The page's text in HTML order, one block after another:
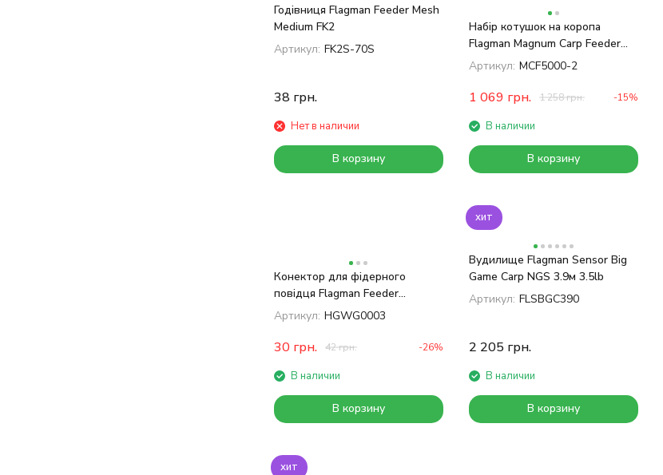
Годівниця Flagman Feeder Mesh
Medium FK2
Артикул: FK2S-70S
38 грн.
Нет в наличии
В корзину
Набір котушок на коропа
Flagman Magnum Carp Feeder
5000 2 шт
Артикул: MCF5000-2
1 069 грн. 1 258грн. -15%
В наличии
В корзину
Конектор для фідерного
повідця Flagman Feeder
Connector (big+small)
Артикул: HGWG0003
30 грн. 42грн. -26%
В наличии
В корзину
хит
Вудилище Flagman Sensor Big
Game Carp NGS 3.9м 3.5lb
Артикул: FLSBGC390
2 205 грн.
В наличии
В корзину
хит